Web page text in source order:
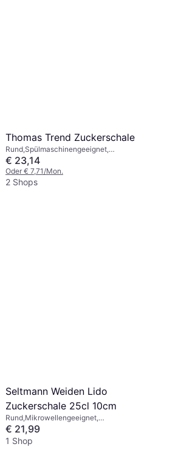
Thomas Trend Zuckerschale
Rund,Spülmaschinengeeignet,
Mikrowellengeeignet, Porzellan, Weiß
€ 23,14
Oder € 7,71/Mon.
2 Shops
Seltmann Weiden Lido
Zuckerschale 25cl 10cm
Rund,Mikrowellengeeignet,
Spülmaschinengeeignet, Ofensicher,
Porzellan, Weiß, Schwarz
€ 21,99
1 Shop